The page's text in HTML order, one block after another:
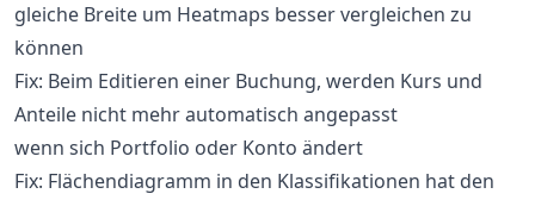
gleiche Breite um Heatmaps besser vergleichen zu
können
Fix: Beim Editieren einer Buchung, werden Kurs und
Anteile nicht mehr automatisch angepasst
wenn sich Portfolio oder Konto ändert
Fix: Flächendiagramm in den Klassifikationen hat den